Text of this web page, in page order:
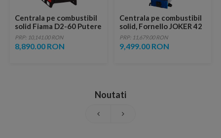
Centrala pe combustibil
solid Fiama D2-60 Putere
70 kW, cu Ventilator si
Automatizare
PRP: 10,141.00 RON
8,890.00 RON
Centrala pe combustibil
solid, Fornello JOKER 42
kW, cu Automatizare
PRP: 11,679.00 RON
9,499.00 RON
Noutati